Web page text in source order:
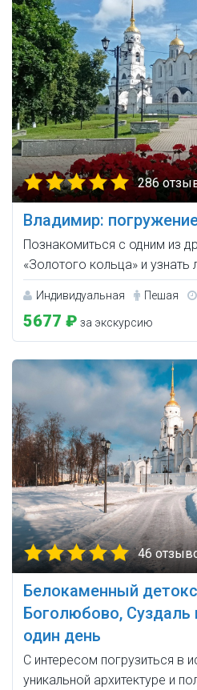
286
Владимир:
Познакомиться с одним из
«Золотого кольца» и
Индивидуальная Пешая
5677 ₽ за экскурсию
46
Белокаменный
Боголюбово, Суздаль
один день
С интересом погрузиться в
уникальной архитектуре и